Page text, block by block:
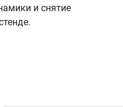
и снятие